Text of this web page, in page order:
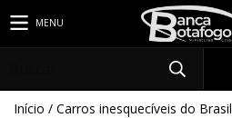
MENU
Início / Carros inesquecíveis do Brasil